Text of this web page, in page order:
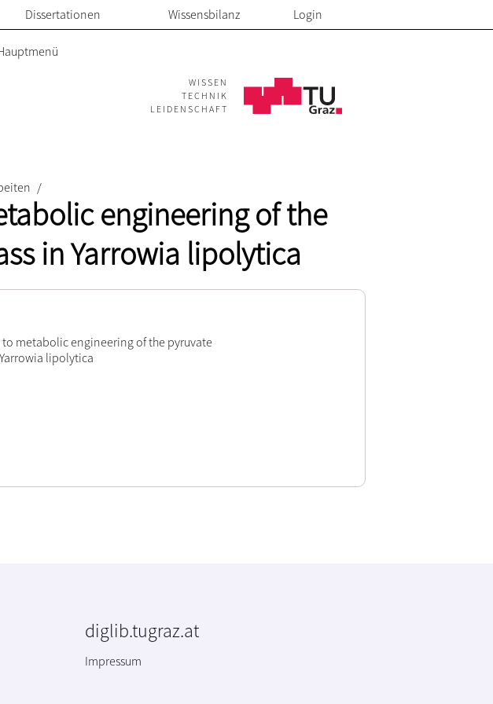
Dissertationen Wissensbilanz Login
WISSEN
TECHNIK
LEIDENSCHAFT
/
engineering of the
in Yarrowia lipolytica
metabolic engineering of the pyruvate
lipolytica
diglib.tugraz.at
Impressum